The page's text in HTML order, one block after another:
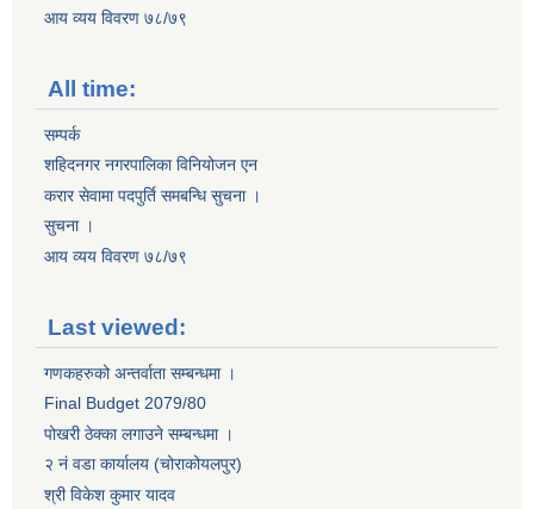
आय व्यय विवरण ७८/७९
All time:
सम्पर्क
शहिदनगर नगरपालिका विनियोजन एन
करार सेवामा पदपुर्ति समबन्धि सुचना ।
सुचना ।
आय व्यय विवरण ७८/७९
Last viewed:
गणकहरुको अन्तर्वाता सम्बन्धमा ।
Final Budget 2079/80
पोखरी ठेक्का लगाउने सम्बन्धमा ।
२ नं वडा कार्यालय (चोराकोयलपुर)
श्री विकेश कुमार यादव